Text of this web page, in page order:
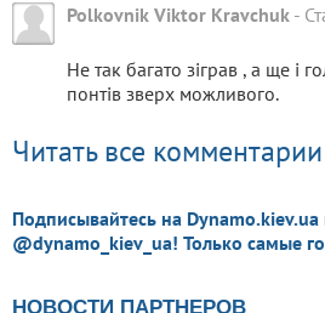
Polkovnik Viktor Kravchuk -
Не так багато зіграв , а ще і
понтів зверх можливого.
Читать все
Подписывайтесь на Dynamo.kiev.ua
@dynamo_kiev_ua! Только самые